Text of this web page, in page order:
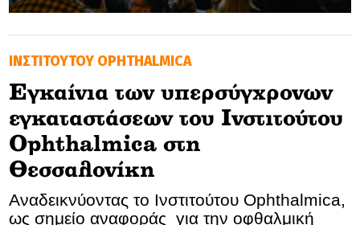
SOOZIE’S FRIENDS
CULTURE
TASTELAND
TECH
ΙΝΣΤΙΤΟΥΤΟΥ OPHTHALMICA
Εγκαίνια των υπερσύγχρονων
εγκαταστάσεων του Ινστιτούτου
Ophthalmica στη
Θεσσαλονίκη
Αναδεικνύοντας το Ινστιτούτου Ophthalmica,
ως σημείο αναφοράς για την οφθαλμική